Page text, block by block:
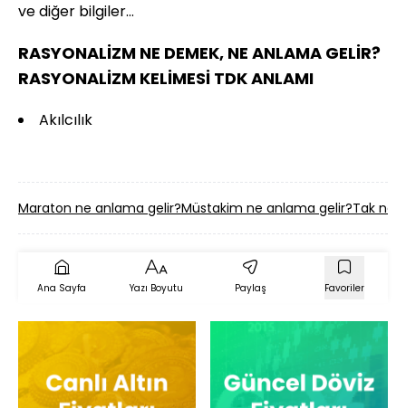
ve diğer bilgiler...
RASYONALİZM NE DEMEK, NE ANLAMA GELİR?
RASYONALİZM KELİMESİ TDK ANLAMI
Akılcılık
Maraton ne anlama gelir?Müstakim ne anlama gelir?Tak ne
Ana Sayfa Yazı Boyutu Paylaş Favoriler